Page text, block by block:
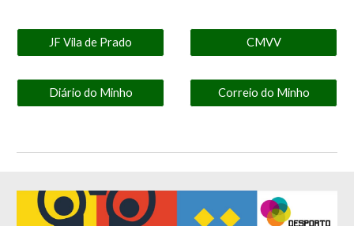
JF Vila de Prado
Diário do Minho
CMVV
Correio do Minho